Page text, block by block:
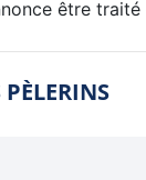
être